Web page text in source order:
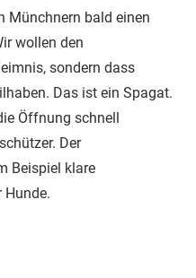
Münchnern bald einen
wollen den
sondern dass
Das ist ein Spagat.
Öffnung schnell
Der
Beispiel klare
Hunde.